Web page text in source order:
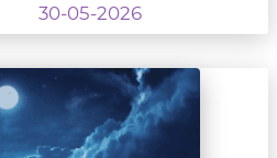
30-05-2026